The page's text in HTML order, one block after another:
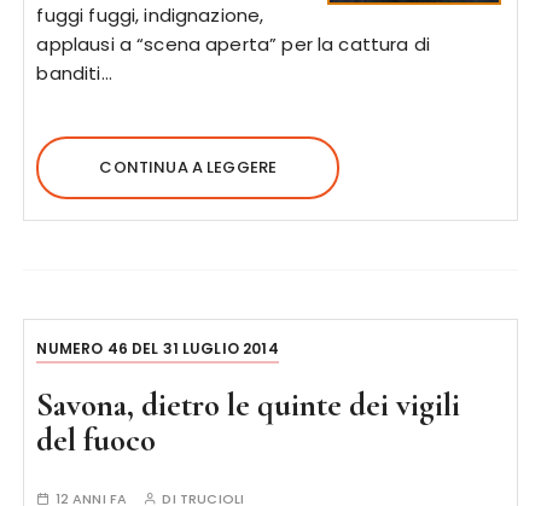
fuggi fuggi, indignazione,
applausi a “scena aperta” per la cattura di
banditi…
CONTINUA A LEGGERE
NUMERO 46 DEL 31 LUGLIO 2014
Savona, dietro le quinte dei vigili
del fuoco
12 ANNI FA DI TRUCIOLI